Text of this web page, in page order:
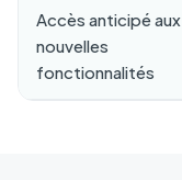
Accès anticipé aux
nouvelles
fonctionnalités